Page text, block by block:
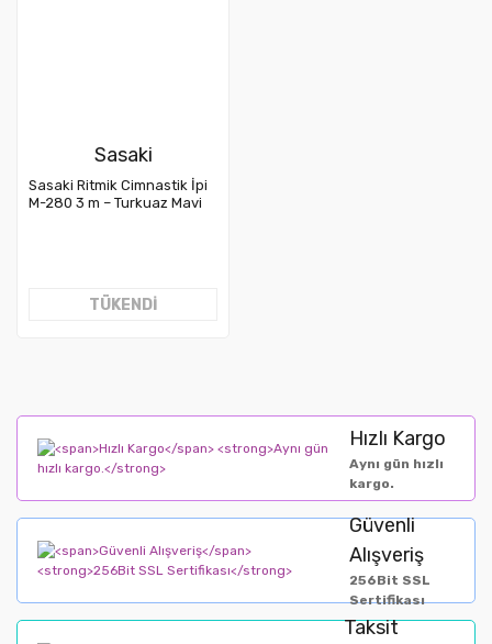
Sasaki
Sasaki Ritmik Cimnastik İpi
M-280 3 m – Turkuaz Mavi
TÜKENDİ
Hızlı Kargo
Aynı gün hızlı
kargo.
Güvenli
Alışveriş
256Bit SSL
Sertifikası
Taksit